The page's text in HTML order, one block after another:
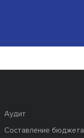
Аудит
Составление бюджета